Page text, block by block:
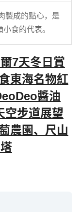
製成的點心，是
食的代表。
7天冬日賞
東海名物紅
醬油
空步道展望
農園、尺山